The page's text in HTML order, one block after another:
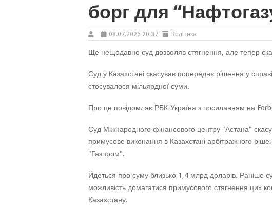
борг для
08.07.2026 20:37 Політика
Ще нещодавно суд дозволяв стягнення, але тепер
Суд у Казахстані скасував попереднє рішення у
стосувалося мільярдної суми.
Про це повідомляє РБК-Україна з посиланням на
Суд Міжнародного фінансового центру "Астана"
примусове виконання в Казахстані арбітражного
"Газпром".
Йдеться про суму близько 1,4 млрд доларів. Раніше
можливість домагатися примусового стягнення цих
Казахстану.